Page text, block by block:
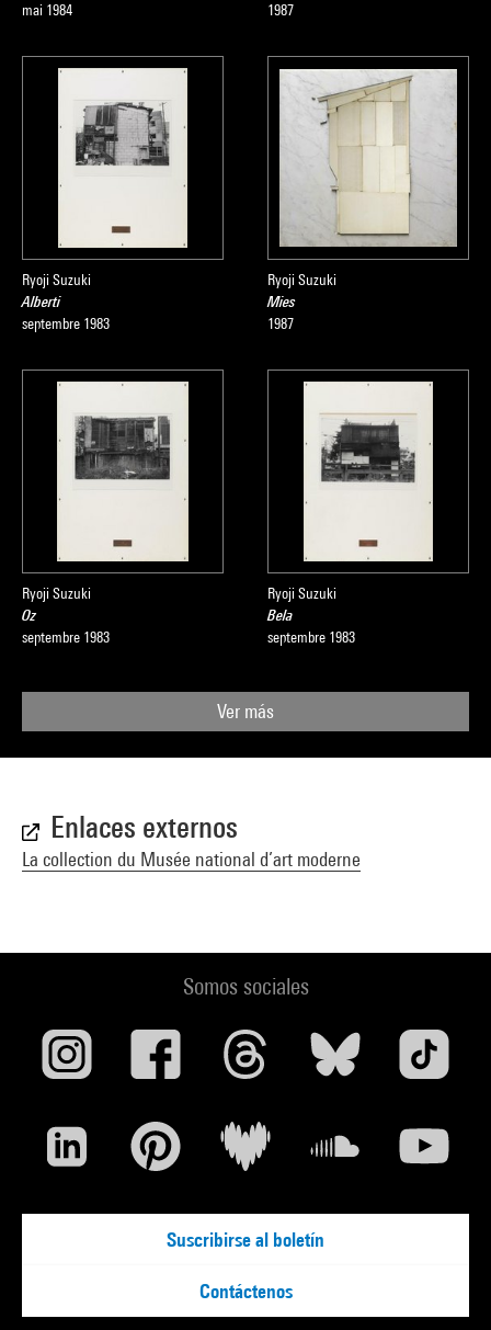
mai 1984
1987
Ryoji Suzuki
Alberti
septembre 1983
Ryoji Suzuki
Mies
1987
Ryoji Suzuki
Oz
septembre 1983
Ryoji Suzuki
Bela
septembre 1983
Ver más
Enlaces externos
La collection du Musée national d’art moderne
Somos sociales
Suscribirse al boletín
Contáctenos